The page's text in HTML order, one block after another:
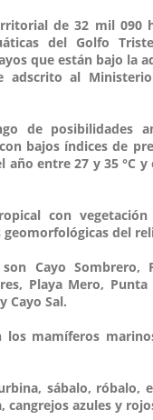
de 32 mil 090
del Golfo
que están bajo la
adscrito al
de posibilidades
bajos índices de
entre 27 y 35 °C
con
del
Cayo Sombrero,
Playa Mero, Punta
Cayo Sal.
los mamíferos
sábalo, róbalo,
cangrejos azules y